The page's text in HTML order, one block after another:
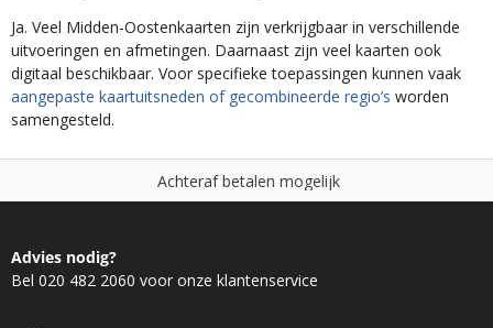
Ja. Veel Midden-Oostenkaarten zijn verkrijgbaar in verschillende
uitvoeringen en afmetingen. Daarnaast zijn veel kaarten ook
digitaal beschikbaar. Voor specifieke toepassingen kunnen vaak
aangepaste kaartuitsneden of gecombineerde regio’s worden
samengesteld.
Achteraf betalen mogeli
Advies nodig?
Bel 020 482 2060 voor onze klantenservice